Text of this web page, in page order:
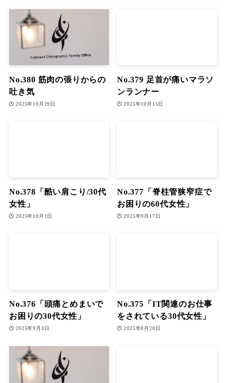
No.380 筋肉の張りからの
吐き気
2025年10月29日
No.379 足首が痛いマラソ
ンランナー
2025年10月15日
No.378「酷い肩こり/30代
女性」
2025年10月1日
No.377「脊柱管狭窄症で
お困りの60代女性」
2025年9月17日
No.376「頭痛とめまいで
お困りの30代女性」
2025年9月3日
No.375「IT関連のお仕事
をされている30代女性」
2025年8月20日